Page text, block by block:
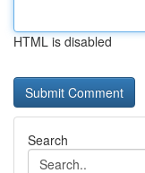
HTML is disabled
Search